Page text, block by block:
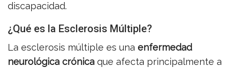
discapacidad.
¿Qué es la Esclerosis Múltiple?
La esclerosis múltiple es una enfermedad
neurológica crónica que afecta principalmente a